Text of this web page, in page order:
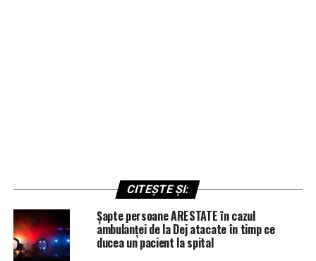
CITEȘTE ȘI:
Șapte persoane ARESTATE în cazul
ambulanței de la Dej atacate în timp ce
ducea un pacient la spital